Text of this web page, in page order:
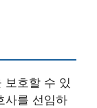
보호할 수 있
사를 선임하